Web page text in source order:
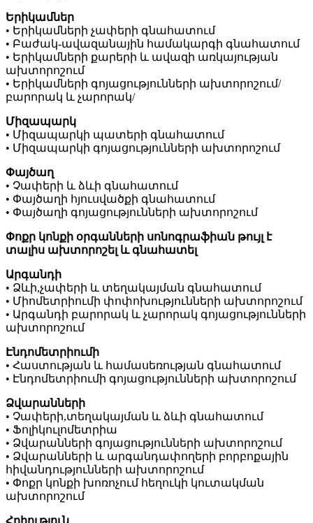
Երիկամներ
• Երիկամների չափերի գնահատում
• Բաժակ-ավազանային համակարգի գնահատում
• Երիկամների քարերի և ավազի առկայության
ախտորոշում
• Երիկամների գոյացությունների ախտորոշում/
բարորակ և չարորակ/
Միզապարկ
• Միզապարկի պատերի գնահատում
• Միզապարկի գոյացությունների ախտորոշում
Փայծաղ
• Չափերի և ձևի գնահատում
• Փայծաղի հյուսվածքի գնահատում
• Փայծաղի գոյացությունների ախտորոշում
Փոքր կոնքի օրգանների սոնոգրաֆիան թույլ է
տալիս ախտորոշել և գնահատել
Արգանդի
• Ձևի,չափերի և տեղակայման գնահատում
• Միոմետրիումի փոփոխությունների ախտորոշում
• Արգանդի բարորակ և չարորակ գոյացությունների
ախտորոշում
Էնդոմետրիումի
• Հաստության և համասեռության գնահատում
• Էնդոմետրիումի գոյացությունների ախտորոշում
Ձվարանների
• Չափերի,տեղակայման և ձևի գնահատում
• Ֆոլիկուլոմետրիա
• Ձվարանների գոյացությունների ախտորոշում
• Ձվարանների և արգանդափողերի բորբոքային
հիվանդությունների ախտորոշում
• Փոքր կոնքի խոռոչում հեղուկի կուտակման
ախտորոշում